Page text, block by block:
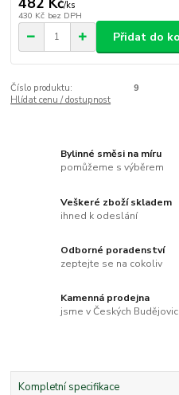
/ks
430 Kč bez DPH
Přidat do
Číslo produktu:
9
Hlídat cenu / dostupnost
Bylinné směsi na míru
pomůžeme s výběrem
Veškeré zboží skladem
ihned k odeslání
Odborné poradenství
zeptejte se na cokoliv
Kamenná prodejna
jsme v Českých
Kompletní specifikace